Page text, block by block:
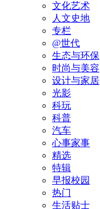
文化艺术
人文史地
专栏
@世代
生态与环保
时尚与美容
设计与家居
光影
科玩
科普
汽车
心事家事
精选
特辑
早报校园
热门
生活贴士